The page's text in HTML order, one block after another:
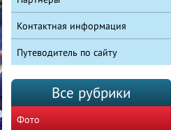
Контактная информация
Путеводитель по сайту
Все рубрики
Фото